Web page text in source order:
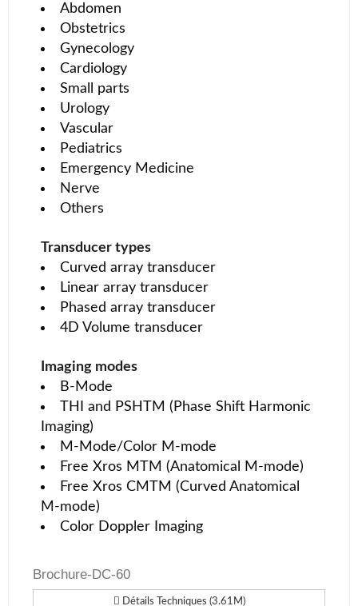
Abdomen
Obstetrics
Gynecology
Cardiology
Small parts
Urology
Vascular
Pediatrics
Emergency Medicine
Nerve
Others
Transducer types
Curved array transducer
Linear array transducer
Phased array transducer
4D Volume transducer
Imaging modes
B-Mode
THI and PSHTM (Phase Shift Harmonic
Imaging)
M-Mode/Color M-mode
Free Xros MTM (Anatomical M-mode)
Free Xros CMTM (Curved Anatomical
M-mode)
Color Doppler Imaging
Brochure-DC-60
Détails Techniques (3.61M)